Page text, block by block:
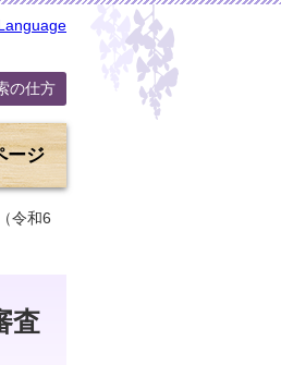
の仕方
ージ
令和6
査